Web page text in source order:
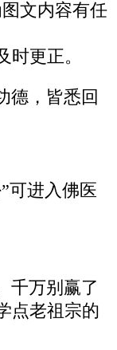
文内容有任
时更正。
德，皆悉回
可进入佛医
千万别赢了
点老祖宗的